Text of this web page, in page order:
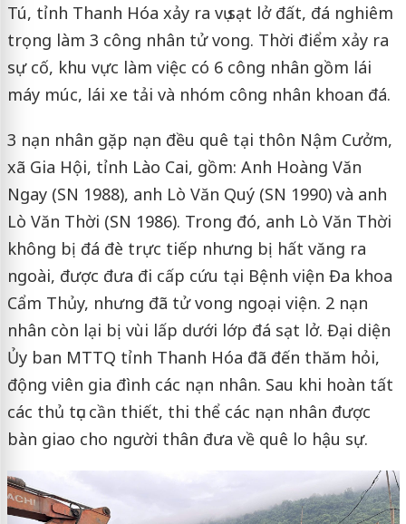
Tú, tỉnh Thanh Hóa xảy ra vụ sạt lở đất, đá nghiêm
trọng làm 3 công nhân tử vong. Thời điểm xảy ra
sự cố, khu vực làm việc có 6 công nhân gồm lái
máy múc, lái xe tải và nhóm công nhân khoan đá.
3 nạn nhân gặp nạn đều quê tại thôn Nậm Cưởm,
xã Gia Hội, tỉnh Lào Cai, gồm: Anh Hoàng Văn
Ngay (SN 1988), anh Lò Văn Quý (SN 1990) và anh
Lò Văn Thời (SN 1986). Trong đó, anh Lò Văn Thời
không bị đá đè trực tiếp nhưng bị hất văng ra
ngoài, được đưa đi cấp cứu tại Bệnh viện Đa khoa
Cẩm Thủy, nhưng đã tử vong ngoại viện. 2 nạn
nhân còn lại bị vùi lấp dưới lớp đá sạt lở. Đại diện
Ủy ban MTTQ tỉnh Thanh Hóa đã đến thăm hỏi,
động viên gia đình các nạn nhân. Sau khi hoàn tất
các thủ tục cần thiết, thi thể các nạn nhân được
bàn giao cho người thân đưa về quê lo hậu sự.